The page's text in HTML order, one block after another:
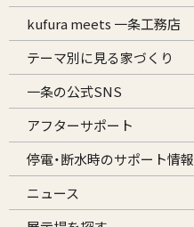
kufura meets 一条工務店
テーマ別に見る家づくり
一条の公式SNS
アフターサポート
停電・断水時のサポート情報
ニュース